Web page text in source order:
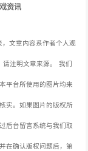
资讯
，文章内容系作者个人观
注明文章来源。 我们
平台所使用的图片均来
实。如果图片的版权所
后台留言系统与我们取
在确认版权问题后，第